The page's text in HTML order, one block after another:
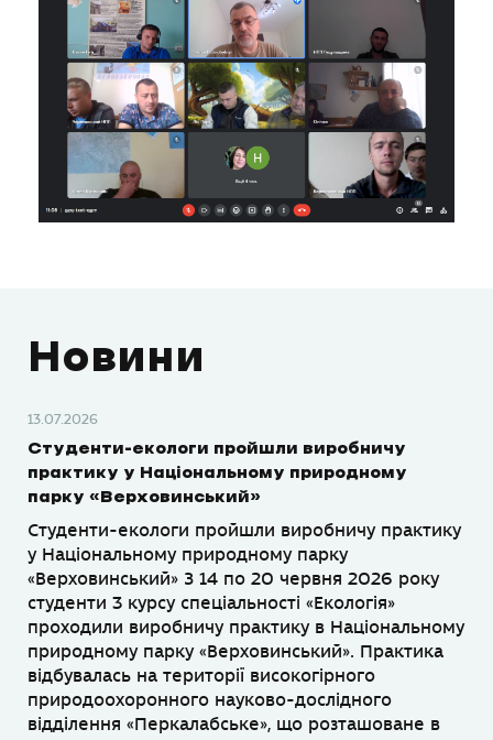
Новини
13.07.2026
Студенти-екологи пройшли виробничу
практику у Національному природному
парку «Верховинський»
Студенти-екологи пройшли виробничу практику
у Національному природному парку
«Верховинський» З 14 по 20 червня 2026 року
студенти 3 курсу спеціальності «Екологія»
проходили виробничу практику в Національному
природному парку «Верховинський». Практика
відбувалась на території високогірного
природоохоронного науково-дослідного
відділення «Перкалабське», що розташоване в